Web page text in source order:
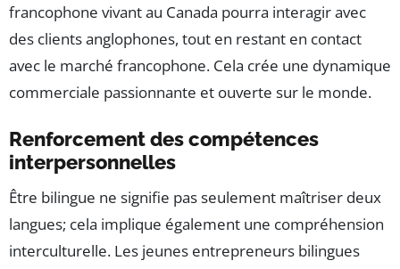
francophone vivant au Canada pourra interagir avec
des clients anglophones, tout en restant en contact
avec le marché francophone. Cela crée une dynamique
commerciale passionnante et ouverte sur le monde.
Renforcement des compétences
interpersonnelles
Être bilingue ne signifie pas seulement maîtriser deux
langues; cela implique également une compréhension
interculturelle. Les jeunes entrepreneurs bilingues